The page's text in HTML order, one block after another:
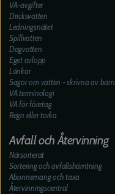
VA-avgifter
Dricksvatten
Ledningsnätet
Spillvatten
Dagvatten
Eget avlopp
Länkar
Sagor om vatten - skrivna av barn
VA terminologi
VA för företag
Regn eller torka
Avfall och Återvinning
Närsorterat
Sortering och avfallshämtning
Abonnemang och taxa
Återvinningscentral